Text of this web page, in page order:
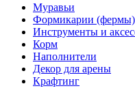
Муравьи
Формикарии (фермы)
Инструменты и
Корм
Наполнители
Декор для арены
Крафтинг